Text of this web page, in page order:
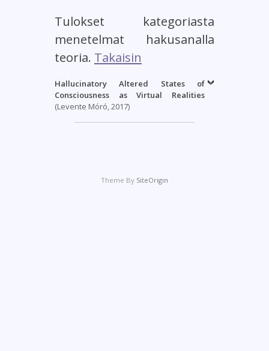
Tulokset kategoriasta
menetelmat hakusanalla
teoria. Takaisin
Hallucinatory Altered States of
Consciousness as Virtual Realities
(Levente Móró, 2017)
Theme By SiteOrigin